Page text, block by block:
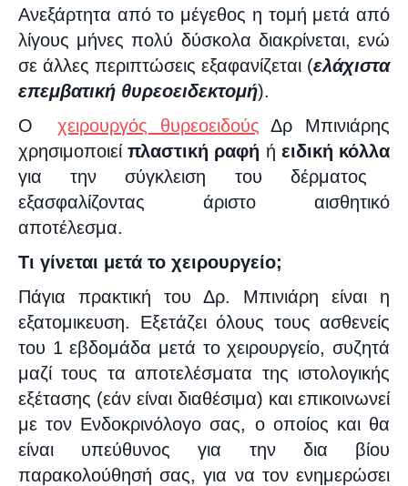
Ανεξάρτητα από το μέγεθος η τομή μετά από
λίγους μήνες πολύ δύσκολα διακρίνεται, ενώ
σε άλλες περιπτώσεις εξαφανίζεται (ελάχιστα
επεμβατική θυρεοειδεκτομή).
Οχειρουργός θυρεοειδούς Δρ Μπινιάρης
χρησιμοποιείπλαστική ραφή ή ειδική κόλλα
για την σύγκλειση του δέρματος
εξασφαλίζοντας άριστο αισθητικό
αποτέλεσμα.
Τι γίνεται μετά το χειρουργείο;
Πάγια πρακτική του Δρ. Μπινιάρη είναι η
εξατομικευση. Εξετάζει όλους τους ασθενείς
του 1 εβδομάδα μετά το χειρουργείο, συζητά
μαζί τους τα αποτελέσματα της ιστολογικής
εξέτασης (εάν είναι διαθέσιμα) και επικοινωνεί
με τον Ενδοκρινόλογο σας, ο οποίος και θα
είναι υπεύθυνος για την δια βίου
παρακολούθησή σας, για να τον ενημερώσει